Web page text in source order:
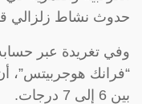
حدوث نشاط زلزالي
وفي تغريدة عبر
“فرانك هوجربيتس”،
بين 6 إلى 7 درجات.